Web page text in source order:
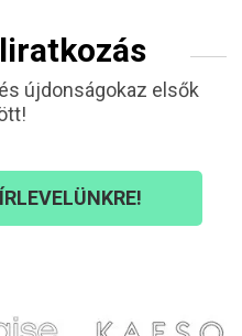
újdonságokaz elsők